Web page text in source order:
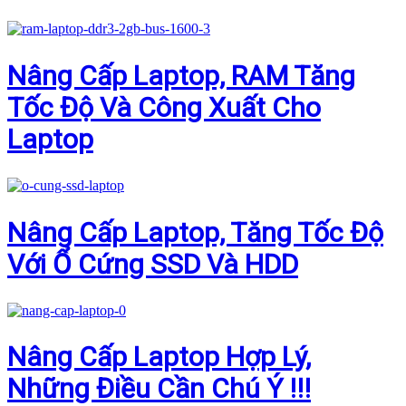
Nâng Cấp Laptop, RAM Tăng
Tốc Độ Và Công Xuất Cho
Laptop
Nâng Cấp Laptop, Tăng Tốc Độ
Với Ổ Cứng SSD Và HDD
Nâng Cấp Laptop Hợp Lý,
Những Điều Cần Chú Ý !!!